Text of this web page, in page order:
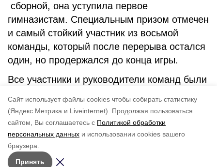
Cайт использует файлы cookies чтобы собирать статистику
(Яндекс.Метрика и Liveinternet).
Продолжая пользоваться
сайтом, Вы соглашаетесь с Политикой обработки
персональных данных и использовании cookies вашего
браузера.
Принять
сборной, она уступила первое
гимназистам. Специальным призом отмечен
и самый стойкий участник из восьмой
команды, который после перерыва остался
один, но продержался до конца игры.
Все участники и руководители команд были
играми.
по оценке
5